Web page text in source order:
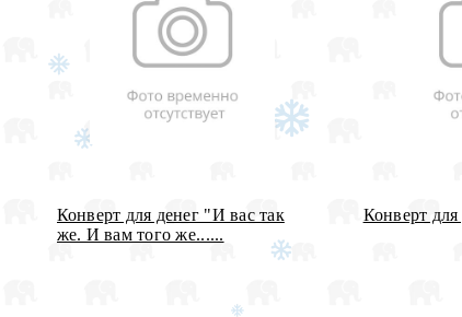
Конверт для денег "И вас так
же. И вам того же......
Конверт для